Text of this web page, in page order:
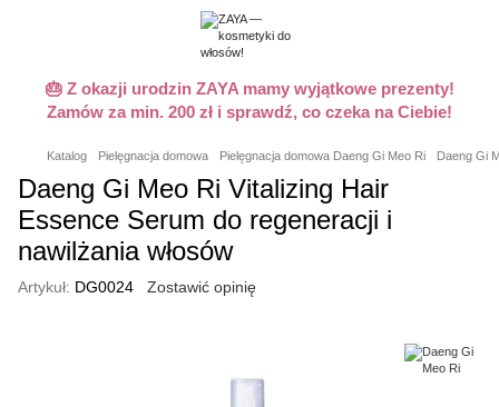
🎂 Z okazji urodzin ZAYA mamy wyjątkowe prezenty!
Zamów za min. 200 zł i sprawdź, co czeka na Ciebie!
Katalog Pielęgnacja domowa Pielęgnacja domowa Daeng Gi Meo Ri Daeng Gi
Daeng Gi Meo Ri Vitalizing Hair
Essence Serum do regeneracji i
nawilżania włosów
Artykuł: DG0024 Zostawić opinię